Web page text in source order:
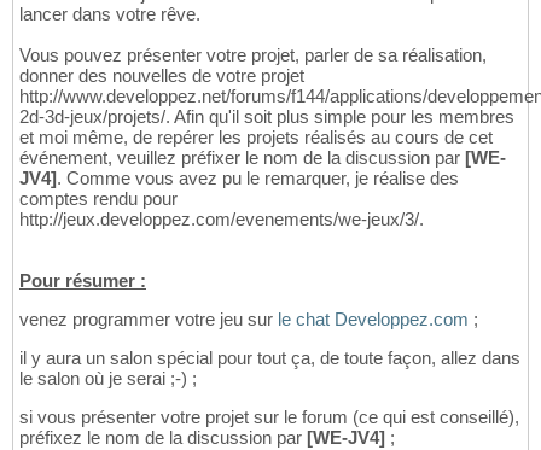
lancer dans votre rêve.
Vous pouvez présenter votre projet, parler de sa réalisation,
donner des nouvelles de votre projet
http://www.developpez.net/forums/f144/applications/
2d-3d-jeux/projets/. Afin qu'il soit plus simple pour les membres
et moi même, de repérer les projets réalisés au cours de cet
événement, veuillez préfixer le nom de la discussion par [WE-
JV4]. Comme vous avez pu le remarquer, je réalise des
comptes rendu pour
http://jeux.developpez.com/evenements/we-jeux/3/.
Pour résumer :
venez programmer votre jeu sur le chat Developpez.com ;
il y aura un salon spécial pour tout ça, de toute façon, allez dans
le salon où je serai ;-) ;
si vous présenter votre projet sur le forum (ce qui est conseillé),
préfixez le nom de la discussion par [WE-JV4] ;